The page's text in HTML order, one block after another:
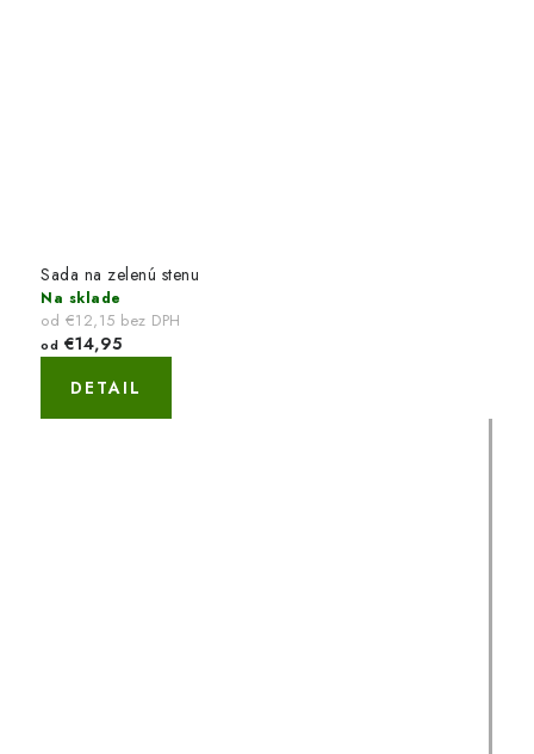
Sada na zelenú stenu
Na sklade
od €12,15 bez DPH
od €14,95
DETAIL